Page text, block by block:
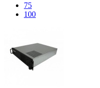
75
100